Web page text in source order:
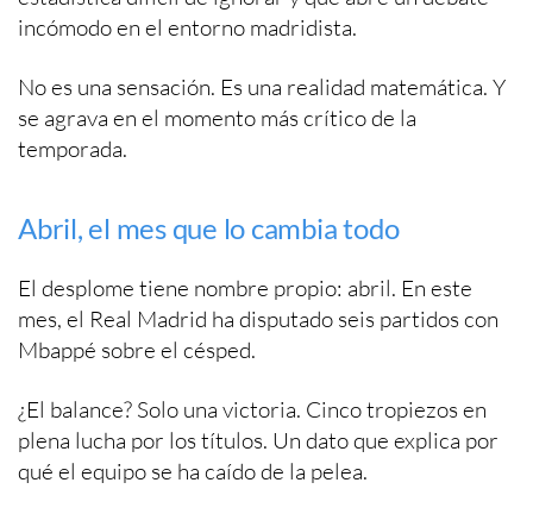
incómodo en el entorno madridista.
No es una sensación. Es una realidad matemática. Y
se agrava en el momento más crítico de la
temporada.
Abril, el mes que lo cambia todo
El desplome tiene nombre propio: abril. En este
mes, el Real Madrid ha disputado seis partidos con
Mbappé sobre el césped.
¿El balance? Solo una victoria. Cinco tropiezos en
plena lucha por los títulos. Un dato que explica por
qué el equipo se ha caído de la pelea.